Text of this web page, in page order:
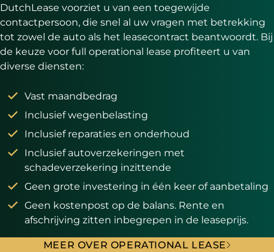
DutchLease voorziet u van een toegewijde
contactpersoon, die snel al uw vragen met betrekking
tot zowel de auto als het leasecontract beantwoordt. Bij
de keuze voor full operational lease profiteert u van
diverse diensten:
Vast maandbedrag
Inclusief wegenbelasting
Inclusief reparaties en onderhoud
Inclusief autoverzekeringen met
schadeverzekering inzittende
Geen grote investering in één keer of aanbetaling
Geen kostenpost op de balans. Rente en
afschrijving zitten inbegrepen in de leaseprijs.
MEER OVER OPERATIONAL LEASE